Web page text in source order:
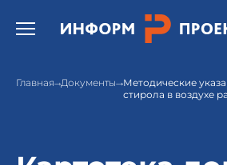
Открыть бургер меню.
Главная Документы Методические
стирола в воздухе